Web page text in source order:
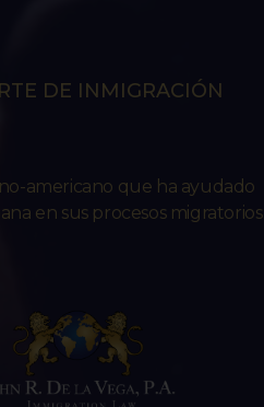
DE INMIGRACIÓN
americano que ha ayudado
en sus procesos migratorios